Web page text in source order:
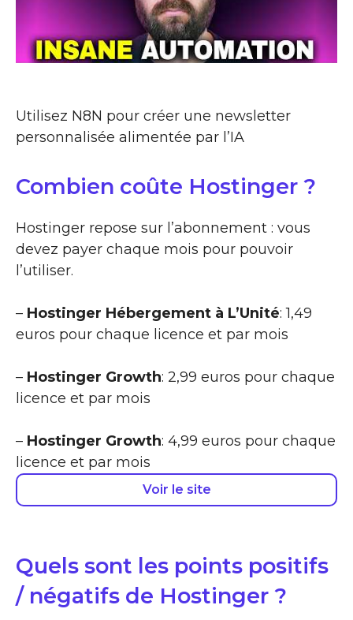
Utilisez N8N pour créer une newsletter
personnalisée alimentée par l’IA
Combien coûte Hostinger ?
Hostinger repose sur l’abonnement : vous
devez payer chaque mois pour pouvoir
l’utiliser.
– Hostinger Hébergement à L’Unité: 1,49
euros pour chaque licence et par mois
– Hostinger Growth: 2,99 euros pour chaque
licence et par mois
– Hostinger Growth: 4,99 euros pour chaque
licence et par mois
Voir le site
Quels sont les points positifs
/ négatifs de Hostinger ?